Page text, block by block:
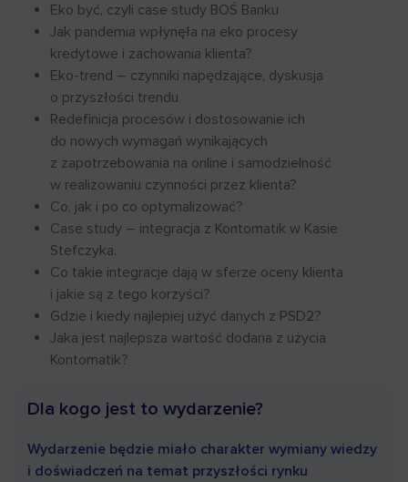
Eko być, czyli case study BOŚ Banku
Jak pandemia wpłynęła na eko procesy
kredytowe i zachowania klienta?
Eko-trend – czynniki napędzające, dyskusja
o przyszłości trendu
Redefinicja procesów i dostosowanie ich
do nowych wymagań wynikających
z zapotrzebowania na online i samodzielność
w realizowaniu czynności przez klienta?
Co, jak i po co optymalizować?
Case study – integracja z Kontomatik w Kasie
Stefczyka.
Co takie integracje dają w sferze oceny klienta
i jakie są z tego korzyści?
Gdzie i kiedy najlepiej użyć danych z PSD2?
Jaka jest najlepsza wartość dodana z użycia
Kontomatik?
Dla kogo jest to wydarzenie?
Wydarzenie będzie miało charakter wymiany wiedzy
i doświadczeń na temat przyszłości rynku